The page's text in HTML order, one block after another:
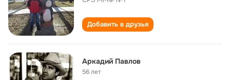
Добавить в друзья
Аркадий Павлов
56 лет